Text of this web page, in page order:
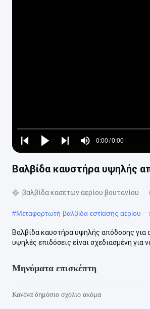
Play
Play
Play
Mute
Time
0:00/0:00
Loaded:
0%
Βαλβίδα καυστήρα υψηλής
βαλβίδα κασετών αερίου βουτανίου
#Μεταφορτωτή βαλβίδα εστίασης αερίου
Βαλβίδα καυστήρα υψηλής απόδοσης για
υψηλές επιδόσεις είναι σχεδιασμένη για
Μηνύματα επισκέπτη
Κανένα δημόσιο σχόλιο ακόμα